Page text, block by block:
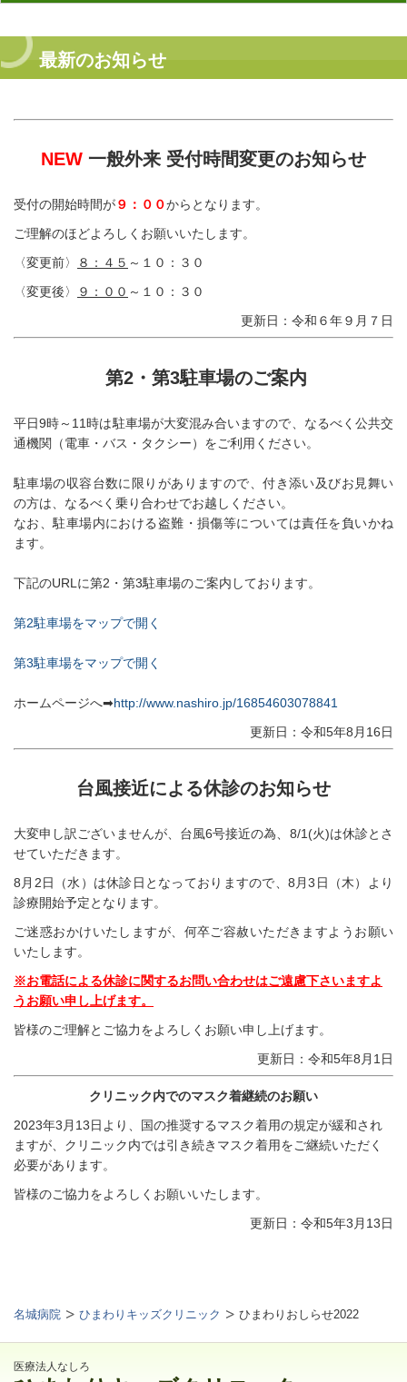
最新のお知らせ
NEW 一般外来 受付時間変更のお知らせ
受付の開始時間が９：００からとなります。
ご理解のほどよろしくお願いいたします。
〈変更前〉
８：４５ ～１０：３０
〈変更後〉
９：００ ～１０：３０
更新日：令和６年９月７日
第2・第3駐車場のご案内
平日9時～11時は駐車場が大変混み合いますので、なるべく公共交
通機関（電車・バス・タクシー）をご利用ください。
駐車場の収容台数に限りがありますので、付き添い及びお見舞い
の方は、なるべく乗り合わせでお越しください。
なお、駐車場内における盗難・損傷等については責任を負いかね
ます。
下記のURLに第2・第3駐車場のご案内しております。
第2駐車場をマップで開く
第3駐車場をマップで開く
ホームページへ➡http://www.nashiro.jp/16854603078841
更新日：令和5年8月16日
台風接近による休診のお知らせ
大変申し訳ございませんが、台風6号接近の為、8/1(火)は休診とさ
せていただきます。
8月2日（水）は休診日となっておりますので、8月3日（木）より
診療開始予定となります。
ご迷惑おかけいたしますが、何卒ご容赦いただきますようお願い
いたします。
※お電話による休診に関するお問い合わせはご遠慮下さいますよ
うお願い申し上げます。
皆様のご理解とご協力をよろしくお願い申し上げます。
更新日：令和5年8月1日
クリニック内でのマスク着継続のお願い
2023年3月13日より、国の推奨するマスク着用の規定が緩和され
ますが、クリニック内では引き続きマスク着用をご継続いただく
必要があります。
皆様のご協力をよろしくお願いいたします。
更新日：令和5年3月13日
名城病院 ひまわりキッズクリニック ひまわりおしらせ2022
医療法人なしろ